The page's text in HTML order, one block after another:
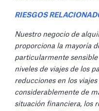
RIESGOS
Nuestro negocio de
proporciona la mayoría
particularmente
niveles de viajes de los
reducciones en los
considerablemente de
situación financiera, los